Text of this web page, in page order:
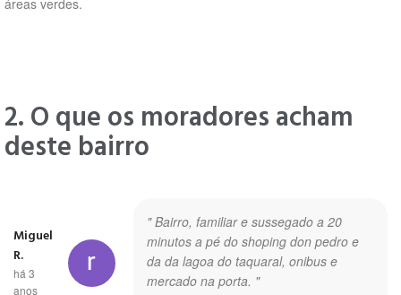
áreas verdes.
2. O que os moradores acham
deste bairro
" Bairro, familiar e sussegado a 20
minutos a pé do shoping don pedro e
da da lagoa do taquaral, onibus e
mercado na porta. "
Miguel
R.
há 3
anos